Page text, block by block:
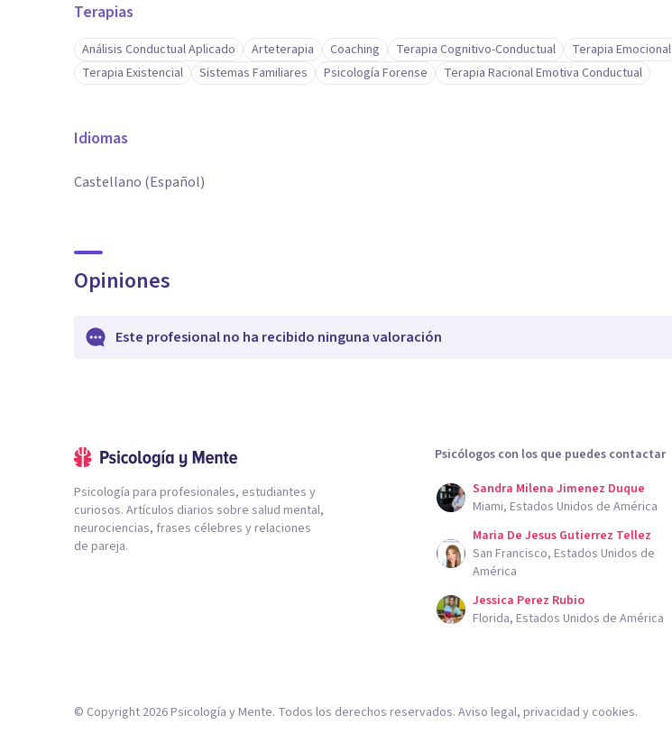
Terapias
Análisis Conductual Aplicado Arteterapia Coaching Terapia Cognitivo-Conductual
Terapia Emocional
Terapia Existencial
Sistemas Familiares Psicología Forense Terapia Racional Emotiva Conductual
Idiomas
Castellano (Español)
Opiniones
Este profesional no ha recibido ninguna valoración
Psicología para profesionales, estudiantes y
curiosos. Artículos diarios sobre salud mental,
neurociencias, frases célebres y relaciones
de pareja.
Psicólogos con los que puedes contactar
Sandra Milena Jimenez Duque
Miami, Estados Unidos de América
Maria De Jesus Gutierrez Tellez
San Francisco, Estados Unidos de
América
Jessica Perez Rubio
Florida, Estados Unidos de América
© Copyright 2026Psicología y Mente. Todos los derechos reservados. Aviso legal, privacidad y cookies.